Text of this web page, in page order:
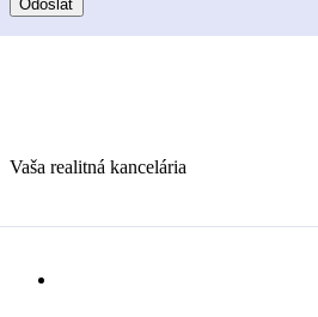
Vaša realitná kancelária